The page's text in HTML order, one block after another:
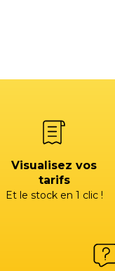
Visualisez vos
tarifs
Et le stock en 1 clic !